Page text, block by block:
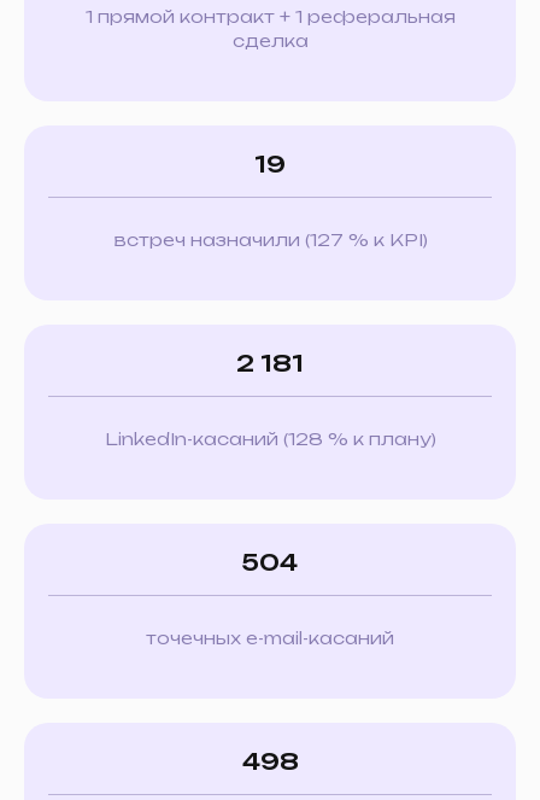
1 прямой контракт + 1 реферальная
сделка
19
встреч назначили (127 % к KPI)
2 181
LinkedIn-касаний (128 % к плану)
504
точечных e-mail-касаний
498